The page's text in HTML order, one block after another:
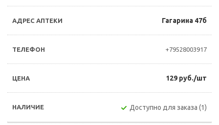
Гагарина 47б
+79528003917
129 руб./шт
Доступно для заказа (1)